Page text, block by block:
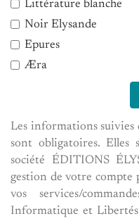
Littérature blanche
Noir Elysande
Epures
Æra
Les informations suivies
sont obligatoires. Elles
société ÉDITIONS
gestion de votre compte
vos services/
Informatique et